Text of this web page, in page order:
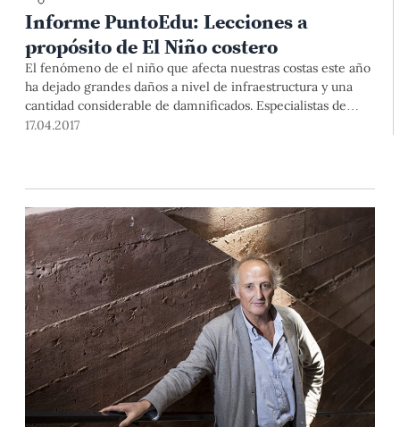
Informe PuntoEdu: Lecciones a
propósito de El Niño costero
El fenómeno de el niño que afecta nuestras costas este año
ha dejado grandes daños a nivel de infraestructura y una
cantidad considerable de damnificados. Especialistas de
nuestra universidad analizan el panorama que se abre ante
17.04.2017